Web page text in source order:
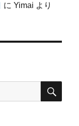
にYimai より
検